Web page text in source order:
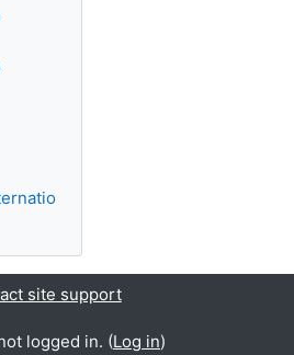
site support
logged in. (Log in)